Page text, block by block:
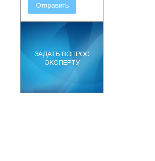
Отправить
ЗАДАТЬ ВОПРОС
ЭКСПЕРТУ